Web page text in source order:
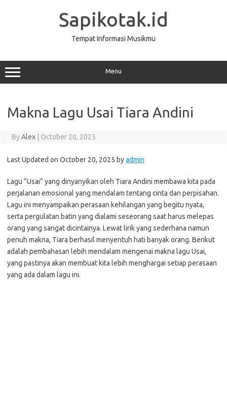
Sapikotak.id
Tempat Informasi Musikmu
Menu
Makna Lagu Usai Tiara Andini
ByAlex October 20, 2025
Last Updated on October 20, 2025 byadmin
Lagu “Usai” yang dinyanyikan oleh Tiara Andini membawa kita pada
perjalanan emosional yang mendalam tentang cinta dan perpisahan.
Lagu ini menyampaikan perasaan kehilangan yang begitu nyata,
serta pergulatan batin yang dialami seseorang saat harus melepas
orang yang sangat dicintainya. Lewat lirik yang sederhana namun
penuh makna, Tiara berhasil menyentuh hati banyak orang. Berikut
adalah pembahasan lebih mendalam mengenai makna lagu Usai,
yang pastinya akan membuat kita lebih menghargai setiap perasaan
yang ada dalam lagu ini.